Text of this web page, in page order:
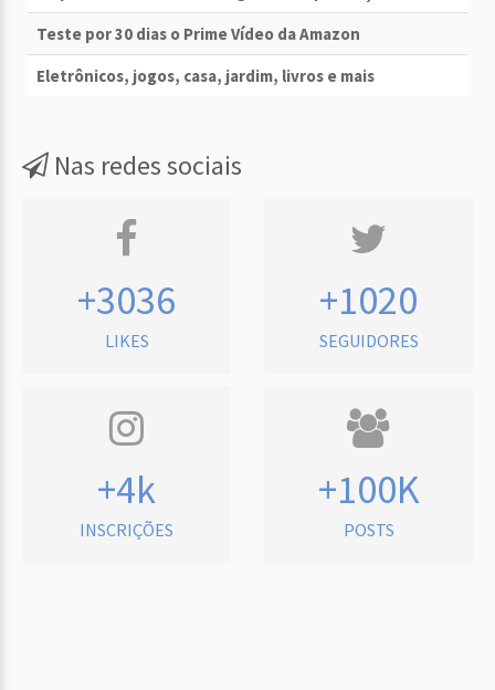
Teste por 30 dias o Prime Vídeo da Amazon
Eletrônicos, jogos, casa, jardim, livros e mais
Nas redes sociais
+3036
LIKES
+1020
SEGUIDORES
+4k
INSCRIÇÕES
+100K
POSTS